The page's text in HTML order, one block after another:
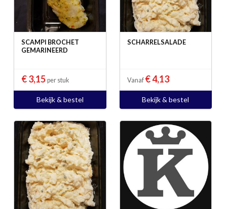
SCAMPI BROCHET
GEMARINEERD
€ 3,15 per stuk
Bekijk & bestel
SCHARRELSALADE
Vanaf € 4,13
Bekijk & bestel